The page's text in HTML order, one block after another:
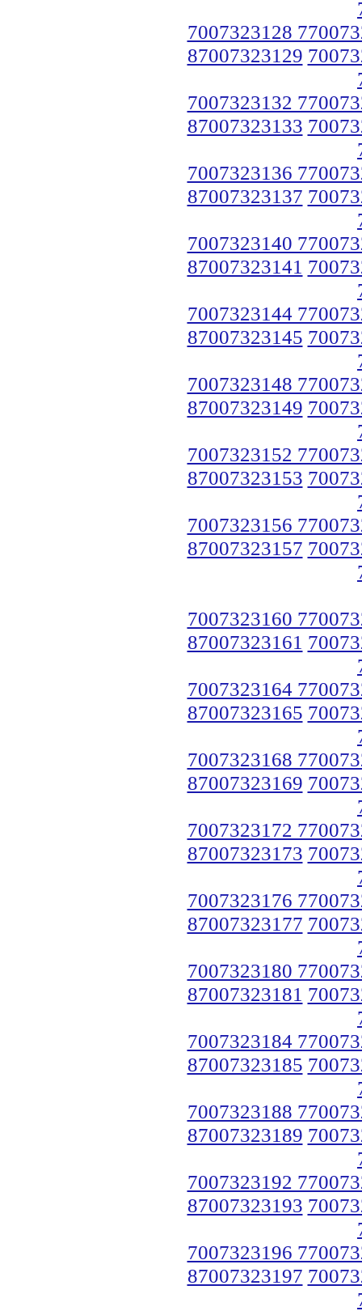
7007323128
87007323129
7007323132
87007323133
7007323136
87007323137
7007323140
87007323141
7007323144
87007323145
7007323148
87007323149
7007323152
87007323153
7007323156
87007323157
7007323160
87007323161
7007323164
87007323165
7007323168
87007323169
7007323172
87007323173
7007323176
87007323177
7007323180
87007323181
7007323184
87007323185
7007323188
87007323189
7007323192
87007323193
7007323196
87007323197